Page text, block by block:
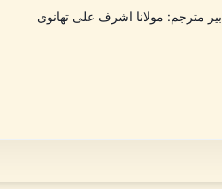
مترجم: مولانا اشرف علی تھانوی